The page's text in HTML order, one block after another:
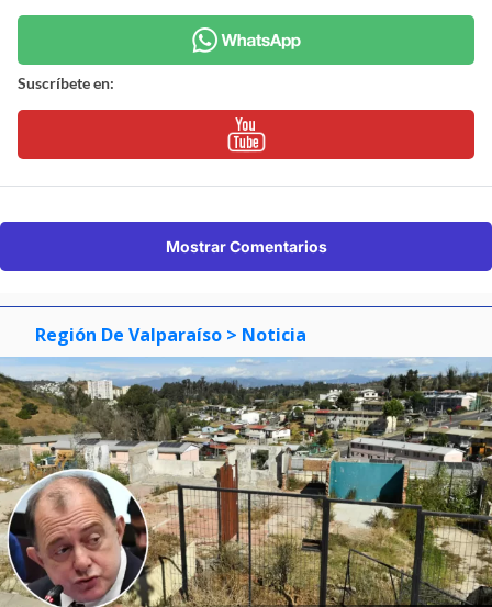
Suscríbete en:
Mostrar Comentarios
Región De Valparaíso > Noticia